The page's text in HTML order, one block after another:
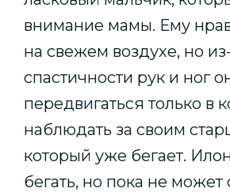
внимание мамы. Ему
на свежем воздухе, но
спастичности рук и ног
передвигаться только в
наблюдать за своим
который уже бегает.
бегать, но пока не может